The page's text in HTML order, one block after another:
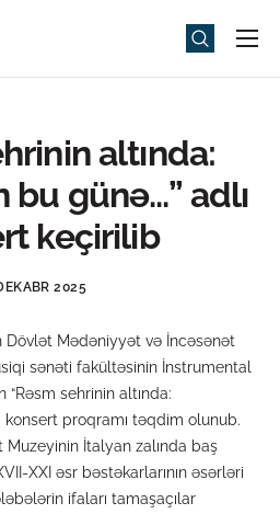
altında:
bu günə…” adlı
keçirilib
2025
Dövlət Mədəniyyət və İncəsənət
sənəti fakültəsinin İnstrumental
“Rəsm sehrinin altında:
konsert proqramı təqdim olunub.
İtalyan zalında baş
XXI əsr bəstəkarlarının əsərləri
ifaları tamaşaçılar